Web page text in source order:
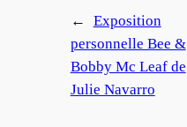
←
Exposition
personnelle Bee &
Bobby Mc Leaf de
Julie Navarro